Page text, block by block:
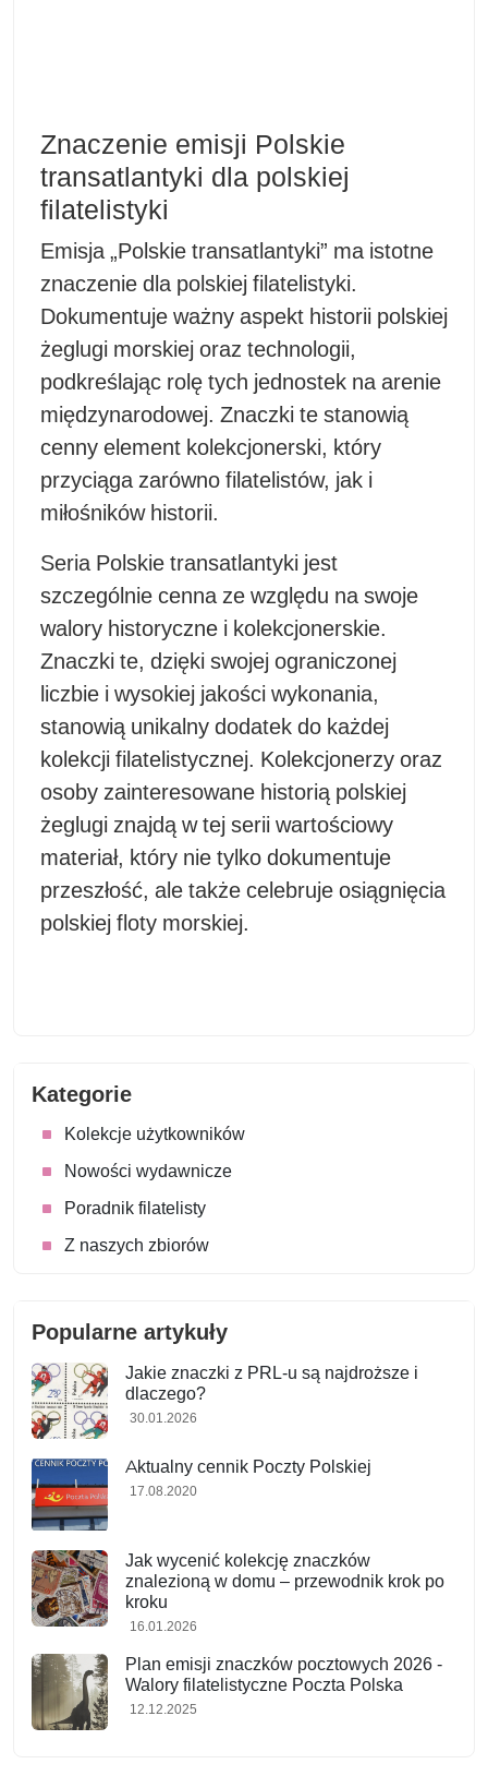
Znaczenie emisji Polskie
transatlantyki dla polskiej
filatelistyki
Emisja „Polskie transatlantyki” ma istotne
znaczenie dla polskiej filatelistyki.
Dokumentuje ważny aspekt historii polskiej
żeglugi morskiej oraz technologii,
podkreślając rolę tych jednostek na arenie
międzynarodowej. Znaczki te stanowią
cenny element kolekcjonerski, który
przyciąga zarówno filatelistów, jak i
miłośników historii.
Seria Polskie transatlantyki jest
szczególnie cenna ze względu na swoje
walory historyczne i kolekcjonerskie.
Znaczki te, dzięki swojej ograniczonej
liczbie i wysokiej jakości wykonania,
stanowią unikalny dodatek do każdej
kolekcji filatelistycznej. Kolekcjonerzy oraz
osoby zainteresowane historią polskiej
żeglugi znajdą w tej serii wartościowy
materiał, który nie tylko dokumentuje
przeszłość, ale także celebruje osiągnięcia
polskiej floty morskiej.
Kategorie
Kolekcje użytkowników
Nowości wydawnicze
Poradnik filatelisty
Z naszych zbiorów
Popularne artykuły
Jakie znaczki z PRL-u są najdroższe i
dlaczego?
30.01.2026
Aktualny cennik Poczty Polskiej
17.08.2020
Jak wycenić kolekcję znaczków
znalezioną w domu – przewodnik krok po
kroku
16.01.2026
Plan emisji znaczków pocztowych 2026 -
Walory filatelistyczne Poczta Polska
12.12.2025